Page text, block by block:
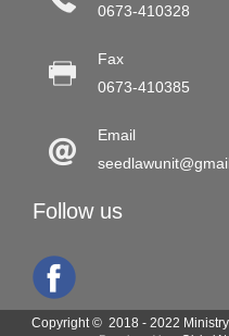
0673-410328
Fax
0673-410385
Email
Follow us
Copyright © 2018 - 2022